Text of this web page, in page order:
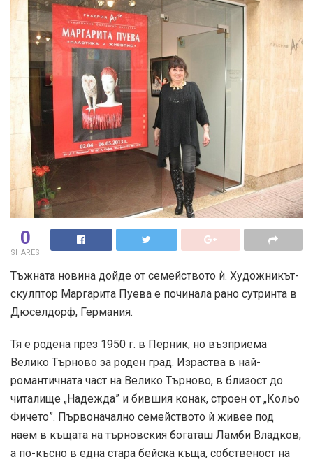
0
SHARES
Тъжната новина дойде от семейството ѝ. Художникът-
скулптор Маргарита Пуева е починала рано сутринта в
Дюселдорф, Германия.
Тя е родена през 1950 г. в Перник, но възприема
Велико Търново за роден град. Израства в най-
романтичната част на Велико Търново, в близост до
читалище „Надежда” и бившия конак, строен от „Кольо
Фичето”. Първоначално семейството ѝ живее под
наем в къщата на търновския богаташ Ламби Владков,
а по-късно в една стара бейска къща, собственост на